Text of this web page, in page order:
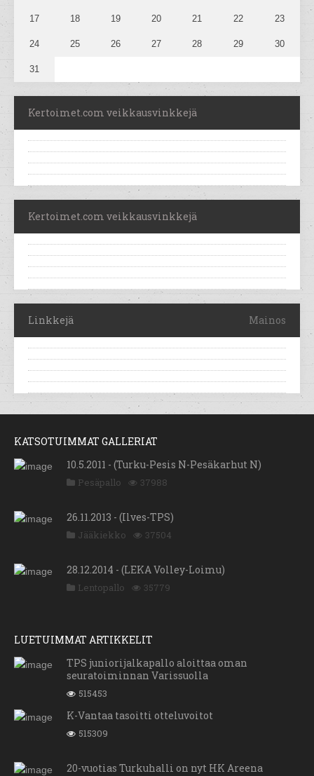
17 18 19 20 21 22 23
24 25 26 27 28 29 30
31
Kertoimet.com veikkausvinkkejä
Kertoimet.com veikkausvinkkejä
Linkkejä Mainos
KATSOTUIMMAT GALLERIAT
10.5.2011 - (Turku-Pesis N-Pesäkarhut N)
Pesäpallo 37988
26.11.2013 - (Ilves-TPS)
Jääkiekko 37504
28.12.2014 - (LEKA Volley-Loimu)
Lentopallo 35779
LUETUIMMAT ARTIKKELIT
TPS juniorijalkapallo aloittaa oman
seuratoiminnan Varissuolla
515453
K-Vantaa tasoitti otteluvoitot
515309
20-vuotias Turkuhalli on nyt HK Areena